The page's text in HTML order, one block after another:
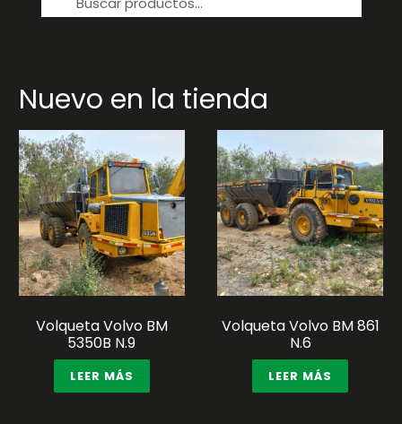
por:
Nuevo en la tienda
Volqueta Volvo BM
5350B N.9
LEER MÁS
Volqueta Volvo BM 861
N.6
LEER MÁS